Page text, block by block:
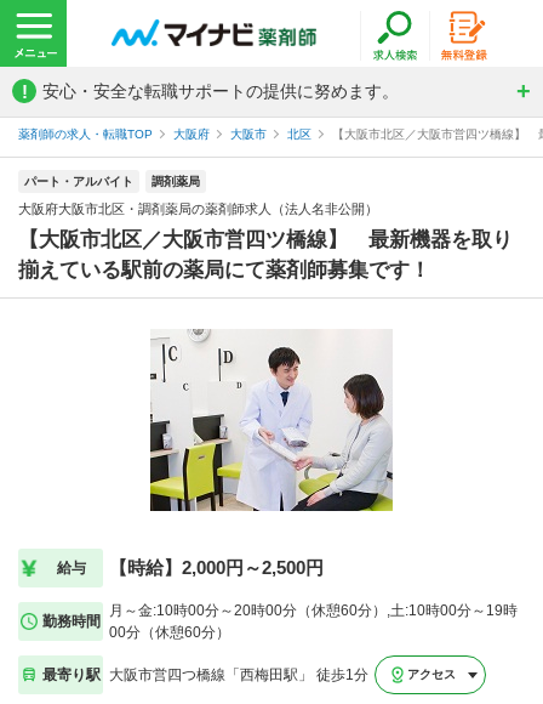
! 安心・安全な転職サポートの提供に努めます。
薬剤師の求人・転職TOP 大阪府 大阪市 北区 【大阪市北区／大阪市営四ツ橋線】
パート・アルバイト 調剤薬局
大阪府大阪市北区・調剤薬局の薬剤師求人（法人名非公開）
【大阪市北区／大阪市営四ツ橋線】 最新機器を取り
揃えている駅前の薬局にて薬剤師募集です！
給与 【時給】2,000円～2,500円
勤務時間
月～金:10時00分～20時00分（休憩60分）,土:10時00分～19時
00分（休憩60分）
最寄り駅 大阪市営四つ橋線「西梅田駅」 徒歩1分 アクセス